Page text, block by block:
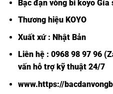
Bạc đạn vòng bi koyo Gía
Thương hiệu KOYO
Xuất xứ : Nhật Bản
Liên hệ : 0968 98 97 96
vấn hỗ trợ kỹ thuật 24/7
www.https://